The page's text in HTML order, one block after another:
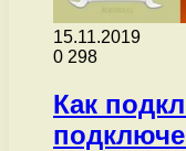
15.11.2019
0 298
Как